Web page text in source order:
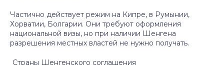
Частично действует режим на Кипре, в Румынии,
Хорватии, Болгарии. Они требуют оформления
национальной визы, но при наличии Шенгена
разрешения местных властей не нужно получать.
Страны Шенгенского соглашения